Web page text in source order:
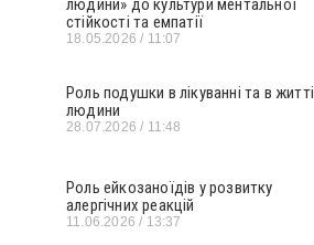
людини» до культури ментальної
стійкості та емпатії
18.05.2026 11:07
Роль подушки в лікуванні та в житті
людини
28.07.2026 11:48
Роль ейкозаноїдів у розвитку
алергічних реакцій
11.06.2026 13:37